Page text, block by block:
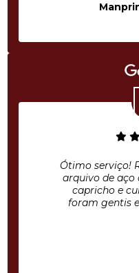
Ótimo serviço!
arquivo de aço
capricho e
foram gentis